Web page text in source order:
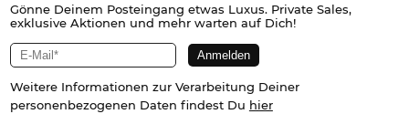
Gönne Deinem Posteingang etwas Luxus. Private Sales,
exklusive Aktionen und mehr warten auf Dich!
Weitere Informationen zur Verarbeitung Deiner
personenbezogenen Daten findest Du hier